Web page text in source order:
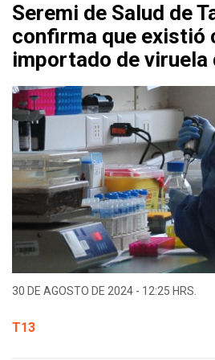
Seremi de Salud de
confirma que existió
importado de viruela
30 DE AGOSTO DE 2024 - 12:25 HRS.
T13